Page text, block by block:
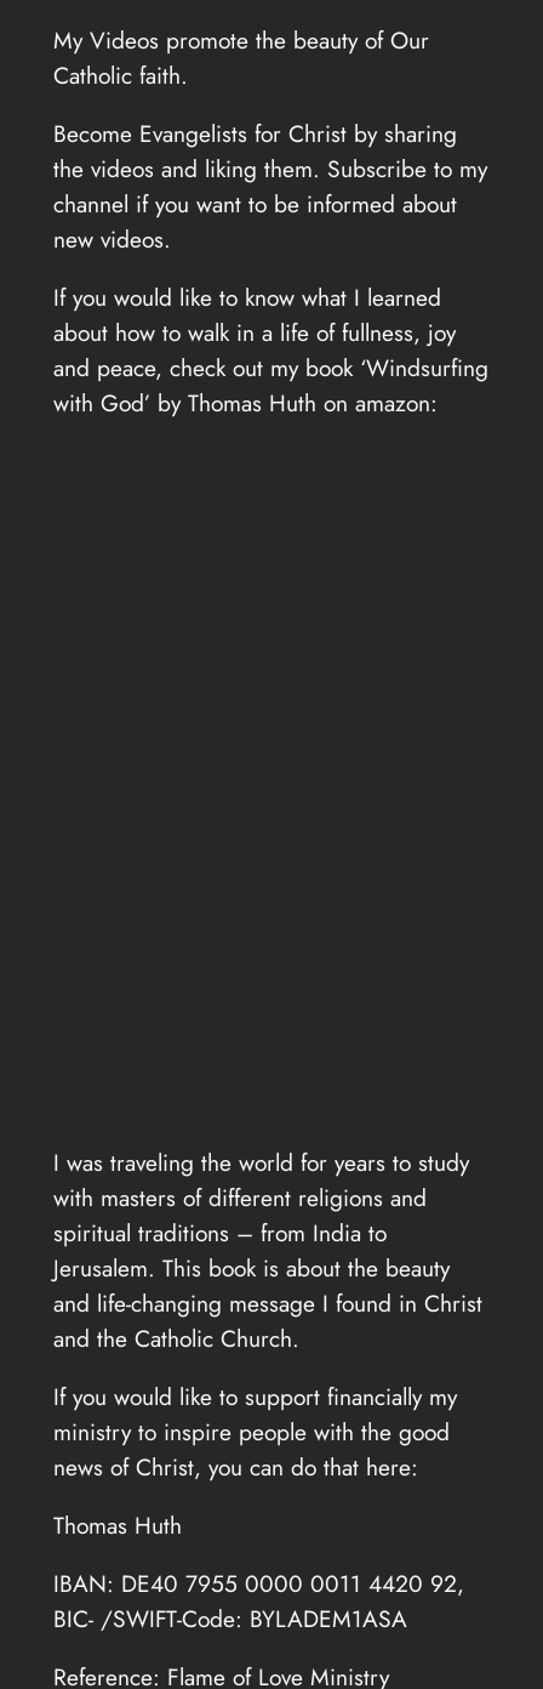
My Videos promote the beauty of Our
Catholic faith.
Become Evangelists for Christ by sharing
the videos and liking them. Subscribe to my
channel if you want to be informed about
new videos.
If you would like to know what I learned
about how to walk in a life of fullness, joy
and peace, check out my book ‘Windsurfing
with God’ by Thomas Huth on amazon:
I was traveling the world for years to study
with masters of different religions and
spiritual traditions – from India to
Jerusalem. This book is about the beauty
and life-changing message I found in Christ
and the Catholic Church.
If you would like to support financially my
ministry to inspire people with the good
news of Christ, you can do that here:
Thomas Huth
IBAN: DE40 7955 0000 0011 4420 92,
BIC- /SWIFT-Code: BYLADEM1ASA
Reference: Flame of Love Ministry